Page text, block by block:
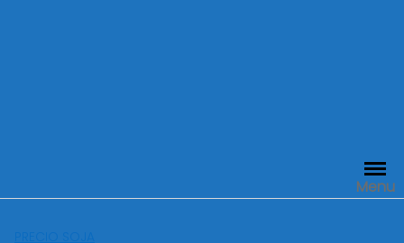
Menu